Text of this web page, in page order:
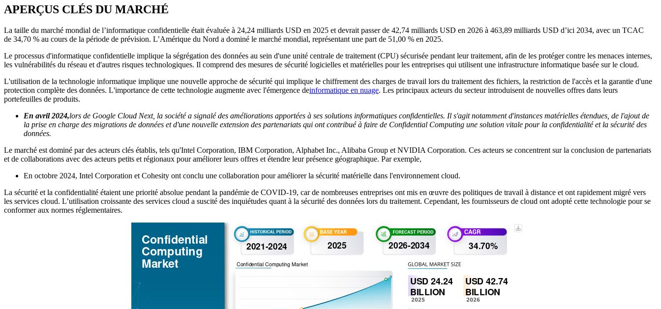
APERÇUS CLÉS DU MARCHÉ
La taille du marché mondial de l’informatique confidentielle était évaluée à 24,24 milliards USD en 2025 et devrait passer de 42,74 milliards USD en 2026 à 463,89 milliards USD d’ici 2034, avec un TCAC
de 34,70 % au cours de la période de prévision. L’Amérique du Nord a dominé le marché mondial, représentant une part de 51,00 % en 2025.
Le processus d'informatique confidentielle implique la ségrégation des données au sein d'une unité centrale de traitement (CPU) sécurisée pendant leur traitement, afin de les protéger contre les menaces internes,
les vulnérabilités du réseau et d'autres risques technologiques. Il comprend des mesures de sécurité logicielles et matérielles pour les entreprises qui utilisent une infrastructure informatique basée sur le cloud.
L'utilisation de la technologie informatique implique une nouvelle approche de sécurité qui implique le chiffrement des charges de travail lors du traitement des fichiers, la restriction de l'accès et la garantie d'une
protection complète des données. L'importance de cette technologie augmente avec l'émergence deinformatique en nuage. Les principaux acteurs du secteur introduisent de nouvelles offres dans leurs
portefeuilles de produits.
En avril 2024,lors de Google Cloud Next, la société a signalé des améliorations apportées à ses solutions informatiques confidentielles. Il s'agit notamment d'instances matérielles étendues, de l'ajout de
la prise en charge des migrations de données et d'une nouvelle extension des partenariats qui ont contribué à faire de Confidential Computing une solution vitale pour la confidentialité et la sécurité des
données.
Le marché est dominé par des acteurs clés établis, tels qu'Intel Corporation, IBM Corporation, Alphabet Inc., Alibaba Group et NVIDIA Corporation. Ces acteurs se concentrent sur la conclusion de partenariats
et de collaborations avec des acteurs petits et régionaux pour améliorer leurs offres et étendre leur présence géographique. Par exemple,
En octobre 2024, Intel Corporation et Cohesity ont conclu une collaboration pour améliorer la sécurité matérielle dans l'environnement cloud.
La sécurité et la confidentialité étaient une priorité absolue pendant la pandémie de COVID-19, car de nombreuses entreprises ont mis en œuvre des politiques de travail à distance et ont rapidement migré vers
les services cloud. L’utilisation croissante des services cloud a suscité des inquiétudes quant à la sécurité des données lors du traitement. Cependant, les fournisseurs de cloud ont adopté cette technologie pour se
conformer aux normes réglementaires.